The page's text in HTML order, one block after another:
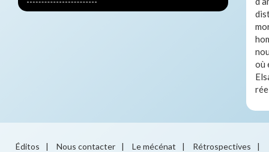
où
Éditos | Nous contacter | Le mécénat | Rétrospectives |